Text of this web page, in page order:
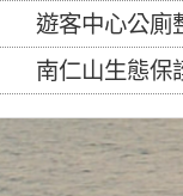
遊客中心公廁
南仁山生態保護區步道已完成